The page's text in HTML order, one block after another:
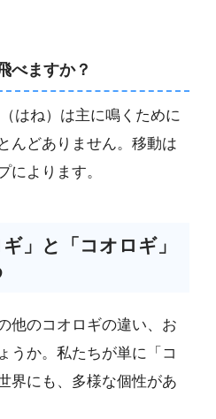
べますか？
はね）は主に鳴くために
んどありません。移動は
によります。
」と「コオロギ」
他のコオロギの違い、お
うか。私たちが単に「コ
界にも、多様な個性があ